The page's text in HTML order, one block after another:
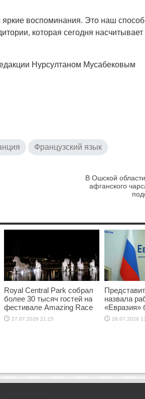
яркие воспоминания. Это наш способ
которая сегодня
Нурсултаном Мусабековым
Французский язык
В Ошской
афганского
Royal Central Park собрал
более 30 тысяч гостей на
фестивале Amazing Race
27.07.2026 21:15
назвала
«Евразия»
26.07.2026